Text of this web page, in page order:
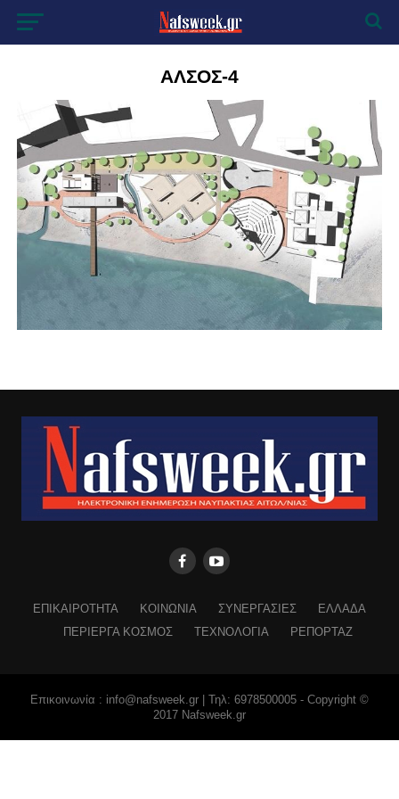
ΑΛΣΟΣ-4
ΕΠΙΚΑΙΡΟΤΗΤΑ ΚΟΙΝΩΝΙΑ ΣΥΝΕΡΓΑΣΙΕΣ
ΕΛΛΑΔΑ
ΠΕΡΙΕΡΓΑ ΚΟΣΜΟΣ
ΤΕΧΝΟΛΟΓΙΑ ΡΕΠΟΡΤΑΖ
Επικοινωνία : info@nafsweek.gr | Τηλ: 6978500005 - Copyright ©
2017 Nafsweek.gr